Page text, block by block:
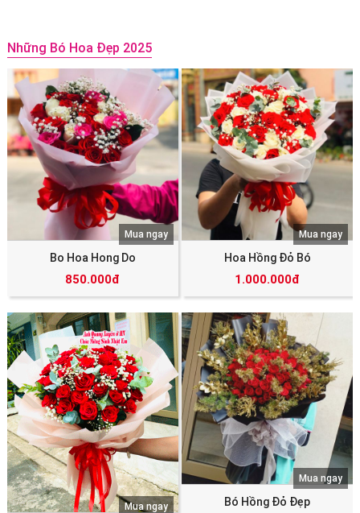
Những Bó Hoa Đẹp 2025
Bo Hoa Hong Do
850.000đ
Mua ngay
Hoa Hồng Đỏ Bó
1.000.000đ
Mua ngay
Mua ngay Bó Hồng Đỏ Đẹp
Mua ngay